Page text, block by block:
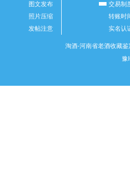
图文发布
照片压缩
发帖注意
交易制
转账时
实名认
淘酒-河南省老酒收藏
豫